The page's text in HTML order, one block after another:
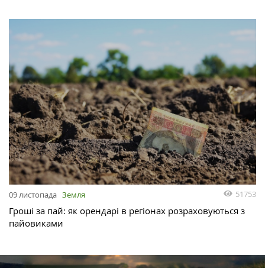
09 листопада Земля 51753
Гроші за пай: як орендарі в регіонах розраховуються з
пайовиками